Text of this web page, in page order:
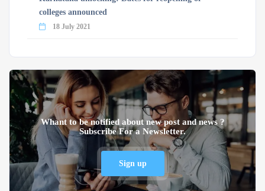
colleges announced
18 July 2021
Whant to be notified about new post and news ?
Subscribe For a Newsletter.
Sign up